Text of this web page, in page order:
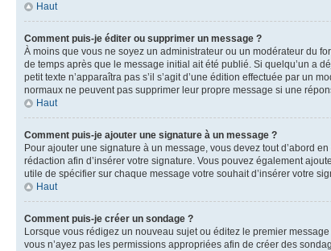
Haut
Comment puis-je éditer ou supprimer un message ?
À moins que vous ne soyez un administrateur ou un modérateur du
de temps après que le message initial ait été publié. Si quelqu’un a
petit texte n’apparaîtra pas s’il s’agit d’une édition effectuée par un
normaux ne peuvent pas supprimer leur propre message si une
Haut
Comment puis-je ajouter une signature à un message ?
Pour ajouter une signature à un message, vous devez tout d’abord
rédaction afin d’insérer votre signature. Vous pouvez également
utile de spécifier sur chaque message votre souhait d’insérer votre
Haut
Comment puis-je créer un sondage ?
Lorsque vous rédigez un nouveau sujet ou éditez le premier
vous n’ayez pas les permissions appropriées afin de créer des